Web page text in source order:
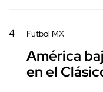
4 Futbol MX
América
en el